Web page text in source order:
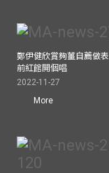
鄭伊健欣賞夠薑自薦做
前紅館開個唱
2022-11-27
More